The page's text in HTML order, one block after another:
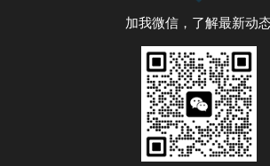
加我微信，了解最新动